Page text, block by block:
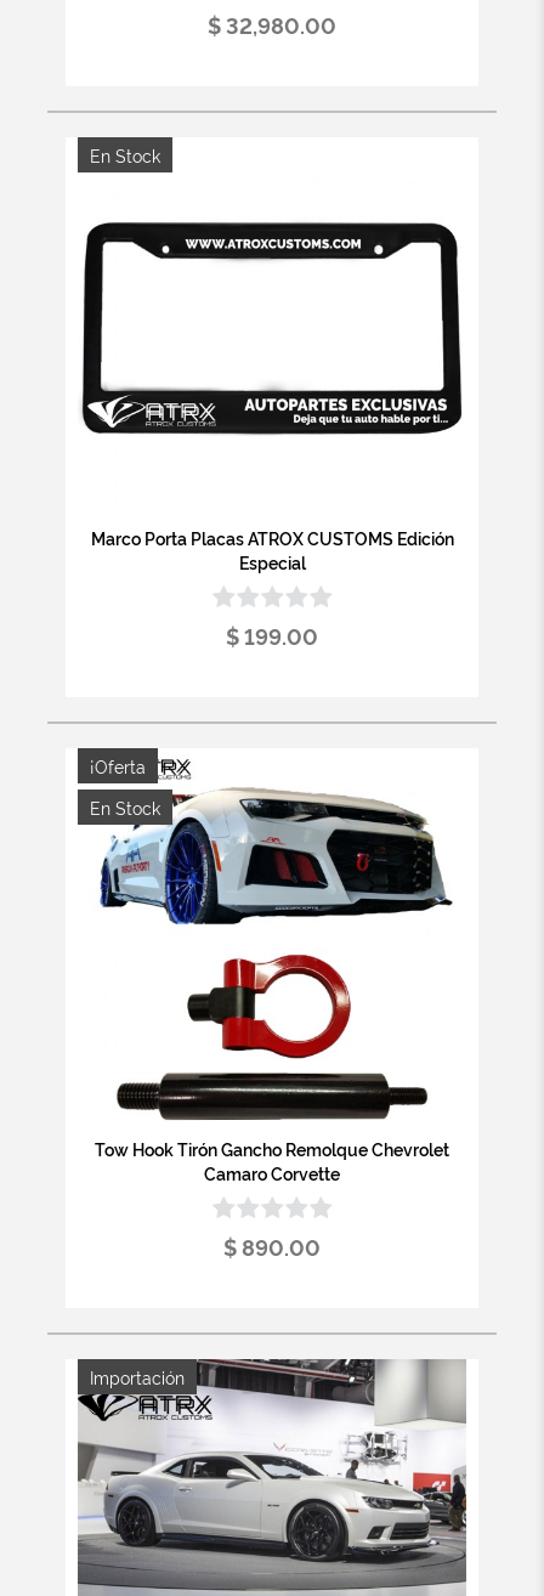
$ 32,980.00
En Stock
Marco Porta Placas ATROX CUSTOMS Edición
Especial
$ 199.00
¡Oferta
En Stock
Tow Hook Tirón Gancho Remolque Chevrolet
Camaro Corvette
$ 890.00
Importación